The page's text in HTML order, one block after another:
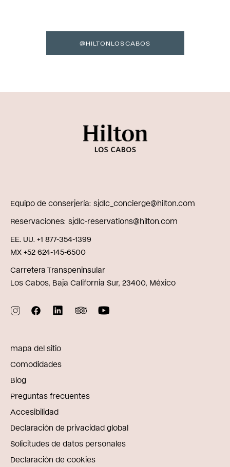
@HILTONLOSCABOS
Equipo de conserjería sjdlc_concierge@hilton.com
Reservaciones sjdlc-reservations@hilton.com
EE. UU. +1 877-354-1399
MX +52 624-145-6500
Carretera Transpeninsular
Los Cabos, Baja California Sur, 23400, México
mapa del sitio
Comodidades
Blog
Preguntas frecuentes
Accesibilidad
Declaración de privacidad global
Solicitudes de datos personales
Declaración de cookies